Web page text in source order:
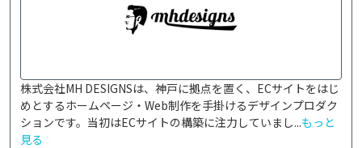
株式会社MH DESIGNSは、神戸に拠点を置く、ECサイトをはじ
めとするホームページ・Web制作を手掛けるデザインプロダク
ションです。当初はECサイトの構築に注力していまし...もっと
見る